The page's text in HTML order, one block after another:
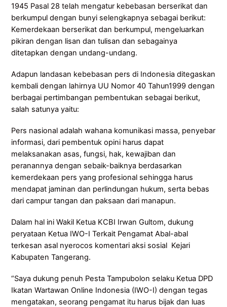
1945 Pasal 28 telah mengatur kebebasan berserikat dan
berkumpul dengan bunyi selengkapnya sebagai berikut:
Kemerdekaan berserikat dan berkumpul, mengeluarkan
pikiran dengan lisan dan tulisan dan sebagainya
ditetapkan dengan undang-undang.
Adapun landasan kebebasan pers di Indonesia ditegaskan
kembali dengan lahirnya UU Nomor 40 Tahun1999 dengan
berbagai pertimbangan pembentukan sebagai berikut,
salah satunya yaitu:
Pers nasional adalah wahana komunikasi massa, penyebar
informasi, dari pembentuk opini harus dapat
melaksanakan asas, fungsi, hak, kewajiban dan
peranannya dengan sebaik-baiknya berdasarkan
kemerdekaan pers yang profesional sehingga harus
mendapat jaminan dan perlindungan hukum, serta bebas
dari campur tangan dan paksaan dari manapun.
Dalam hal ini Wakil Ketua KCBI Irwan Gultom, dukung
peryataan Ketua IWO-I Terkait Pengamat Abal-abal
terkesan asal nyerocos komentari aksi sosial Kejari
Kabupaten Tangerang.
“Saya dukung penuh Pesta Tampubolon selaku Ketua DPD
Ikatan Wartawan Online Indonesia (IWO-I) dengan tegas
mengatakan, seorang pengamat itu harus bijak dan luas